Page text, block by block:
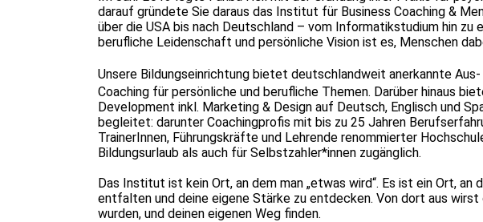
darauf gründete Sie daraus das Institut für Business Coaching &
über die USA bis nach Deutschland – vom Informatikstudium hin
berufliche Leidenschaft und persönliche Vision ist es, Menschen
Unsere Bildungseinrichtung bietet deutschlandweit anerkannte
Coaching für persönliche und berufliche Themen. Darüber hinaus
Development inkl. Marketing & Design auf Deutsch, Englisch und
begleitet: darunter Coachingprofis mit bis zu 25 Jahren
TrainerInnen, Führungskräfte und Lehrende renommierter
Bildungsurlaub als auch für Selbstzahler*innen zugänglich.
Das Institut ist kein Ort, an dem man „etwas wird“. Es ist ein Ort,
entfalten und deine eigene Stärke zu entdecken. Von dort aus
wurden, und deinen eigenen Weg finden.